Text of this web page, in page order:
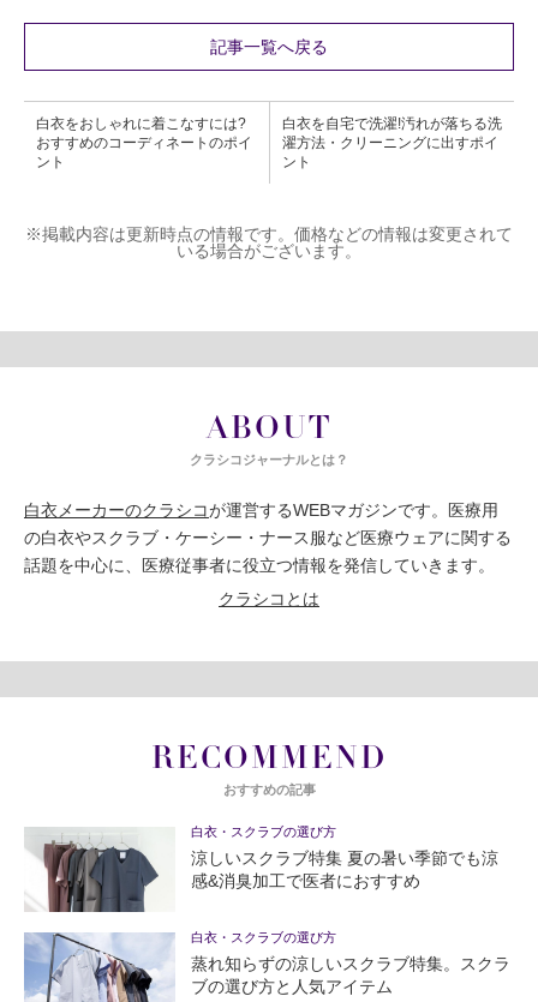
記事一覧へ戻る
白衣をおしゃれに着こなすには?
おすすめのコーディネートのポイ
ント
白衣を自宅で洗濯!汚れが落ちる洗
濯方法・クリーニングに出すポイ
ント
※掲載内容は更新時点の情報です。価格などの情報は変更されて
いる場合がございます。
ABOUT
クラシコジャーナルとは？
白衣メーカーのクラシコが運営するWEBマガジンです。医療用
の白衣やスクラブ・ケーシー・ナース服など医療ウェアに関する
話題を中心に、医療従事者に役立つ情報を発信していきます。
クラシコとは
RECOMMEND
おすすめの記事
白衣・スクラブの選び方
涼しいスクラブ特集 夏の暑い季節でも涼
感&消臭加工で医者におすすめ
白衣・スクラブの選び方
蒸れ知らずの涼しいスクラブ特集。スクラ
ブの選び方と人気アイテム